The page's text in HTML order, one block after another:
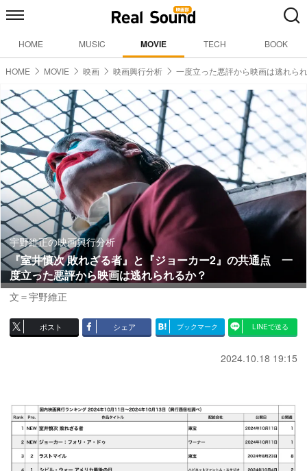
HOME MUSIC MOVIE TECH BOOK
HOME MOVIE 映画 映画興行分析 一度立った悪評から映画は逃れら
宇野維正の映画興行分析
『室井慎次 敗れざる者』と『ジョーカー2』の共通点 一
度立った悪評から映画は逃れられるか？
文＝宇野維正
ポスト シェア ブックマーク LINEで送る
2024.10.18 19:15